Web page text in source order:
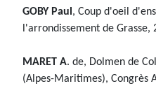
GOBY Paul, Coup d'oeil
l'arrondissement de Grasse,
MARET A. de, Dolmen de
(Alpes-Maritimes), Congrès